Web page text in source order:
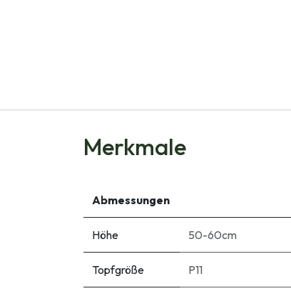
Merkmale
Abmessungen
Höhe 50-60cm
Topfgröße P11